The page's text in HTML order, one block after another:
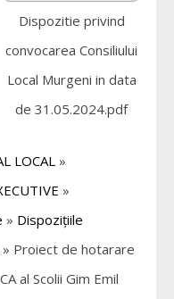
Dispozitie privind
convocarea Consiliului
Local Murgeni in data
de 31.05.2024.pdf
LOCAL »
»
» Dispozițiile
» Proiect de hotarare
al Scolii Gim Emil